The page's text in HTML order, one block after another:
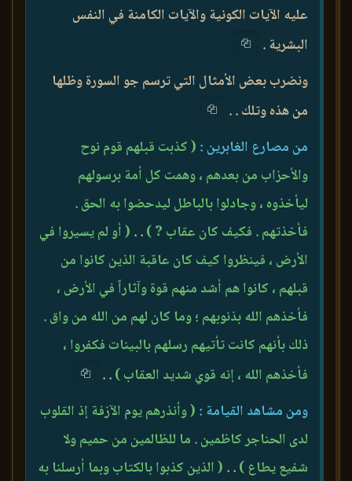
عليه الآيات الكونية والآيات الكامنة في النفس
البشرية .
ونضرب بعض الأمثال التي ترسم جو السورة وظلها
من هذه وتلك . .
من مصارع الغابرين : ( كذبت قبلهم قوم نوح
والأحزاب من بعدهم ، وهمت كل أمة برسولهم
ليأخذوه ، وجادلوا بالباطل ليدحضوا به الحق .
فأخذتهم . فكيف كان عقاب ? ). . ( أو لم يسيروا في
الأرض ، فينظروا كيف كان عاقبة الذين كانوا من
قبلهم ، كانوا هم أشد منهم قوة وآثاراً في الأرض ،
فأخذهم الله بذنوبهم ؛ وما كان لهم من الله من واق .
ذلك بأنهم كانت تأتيهم رسلهم بالبينات فكفروا ،
فأخذهم الله ، إنه قوي شديد العقاب ). .
ومن مشاهد القيامة : ( وأنذرهم يوم الآزفة إذ القلوب
لدى الحناجر كاظمين . ما للظالمين من حميم ولا
شفيع يطاع ). . ( الذين كذبوا بالكتاب وبما أرسلنا به